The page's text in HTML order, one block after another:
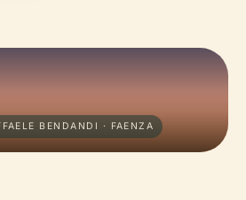
BENDANDI · FAENZA